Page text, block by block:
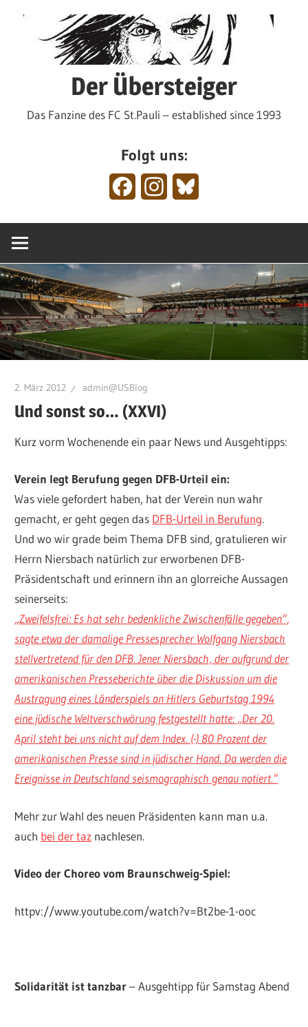
Der Übersteiger
Das Fanzine des FC St.Pauli – established since 1993
Folgt uns:
FacebookInstagram
2. März 2012 admin@USBlog
Und sonst so… (XXVI)
Kurz vorm Wochenende ein paar News und Ausgehtipps:
Verein legt Berufung gegen DFB-Urteil ein:
Was viele gefordert haben, hat der Verein nun wahr
gemacht, er geht gegen das DFB-Urteil in Berufung.
Und wo wir grade beim Thema DFB sind, gratulieren wir
Herrn Niersbach natürlich zur erworbenen DFB-
Präsidentschaft und erinnern ihn an glorreiche Aussagen
seinerseits:
„Zweifelsfrei: Es hat sehr bedenkliche Zwischenfälle gegeben“,
sagte etwa der damalige Pressesprecher Wolfgang Niersbach
stellvertretend für den DFB. Jener Niersbach, der aufgrund der
amerikanischen Presseberichte über die Diskussion um die
Austragung eines Länderspiels an Hitlers Geburtstag 1994
eine jüdische Weltverschwörung festgestellt hatte: „Der 20.
April steht bei uns nicht auf dem Index. (-) 80 Prozent der
amerikanischen Presse sind in jüdischer Hand. Da werden die
Ereignisse in Deutschland seismographisch genau notiert.“
Mehr zur Wahl des neuen Präsidenten kann man u.a.
auch bei der taz nachlesen.
Video der Choreo vom Braunschweig-Spiel:
httpv://www.youtube.com/watch?v=Bt2be-1-ooc
Solidarität ist tanzbar– Ausgehtipp für Samstag Abend